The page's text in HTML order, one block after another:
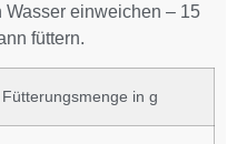
Wasser einweichen – 15
füttern.
Fütterungsmenge in g